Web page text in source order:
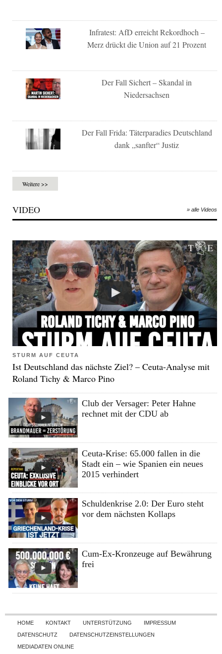
Infratest: AfD erreicht Rekordhoch –
Merz drückt die Union auf 21 Prozent
Der Fall Sichert – Skandal in
Niedersachsen
Der Fall Frida: Täterparadies Deutschland
dank „sanfter“ Justiz
Weitere >>
VIDEO » alle Videos
STURM AUF CEUTA
Ist Deutschland das nächste Ziel? – Ceuta-Analyse mit
Roland Tichy & Marco Pino
Club der Versager: Peter Hahne
rechnet mit der CDU ab
Ceuta-Krise: 65.000 fallen in die
Stadt ein – wie Spanien ein neues
2015 verhindert
Schuldenkrise 2.0: Der Euro steht
vor dem nächsten Kollaps
Cum-Ex-Kronzeuge auf Bewährung
frei
Skip to content
HOME KONTAKT UNTERSTÜTZUNG
IMPRESSUM
DATENSCHUTZ
DATENSCHUTZEINSTELLUNGEN
MEDIADATEN ONLINE